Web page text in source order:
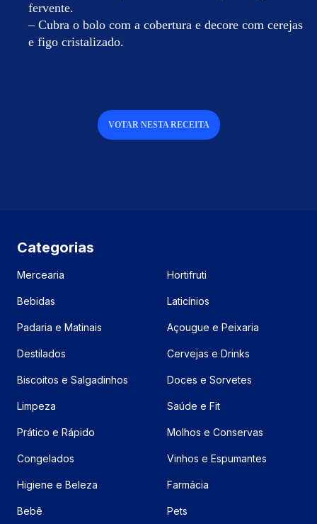
fervente.
– Cubra o bolo com a cobertura e decore com cerejas
e figo cristalizado.
VOTAR NESTA RECEITA
Categorias
Mercearia Hortifruti
Bebidas Laticínios
Padaria e Matinais Açougue e Peixaria
Destilados Cervejas e Drinks
Biscoitos e Salgadinhos Doces e Sorvetes
Limpeza Saúde e Fit
Prático e Rápido Molhos e Conservas
Congelados Vinhos e Espumantes
Higiene e Beleza Farmácia
Bebê Pets